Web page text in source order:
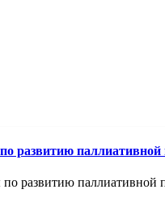
развитию
развитию паллиативной